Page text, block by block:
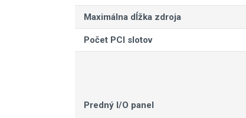
Maximálna dĺžka zdroja
Počet PCI slotov
Predný I/O panel